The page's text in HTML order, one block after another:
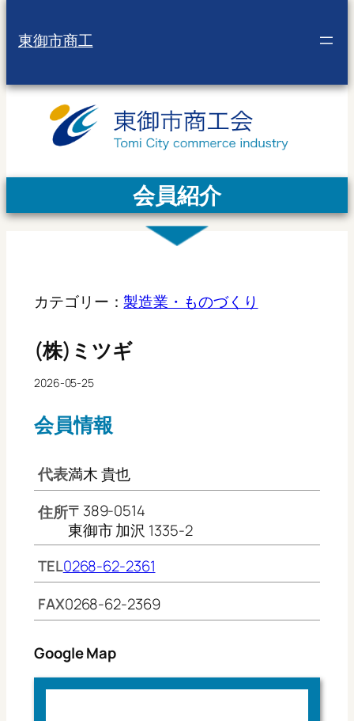
東御市商工
会員紹介
カテゴリー：製造業・ものづくり
(株)ミツギ
2026-05-25
会員情報
代表満木 貴也
住所〒389-0514
東御市 加沢 1335-2
TEL0268-62-2361
FAX0268-62-2369
Google Map